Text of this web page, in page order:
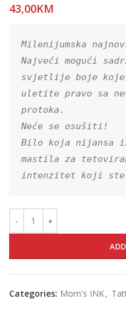
43,00KM
Milenijumska
Najveći mogući
svjetlije boje
uletite pravo sa
protoka.
Neće se osušiti!
Bilo koja nijansa
mastila za
intenzitet koji
Categories: Mom's INK,